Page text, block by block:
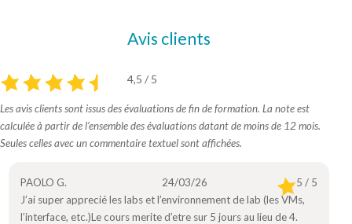
Avis clients
4,5 / 5
Les avis clients sont issus des évaluations de fin de formation. La note est
calculée à partir de l’ensemble des évaluations datant de moins de 12 mois.
Seules celles avec un commentaire textuel sont affichées.
PAOLO G. 24/03/26
5 / 5
J’ai super apprecié les labs et l’environnement de lab (les VMs,
l’interface, etc.)Le cours merite d’etre sur 5 jours au lieu de 4.